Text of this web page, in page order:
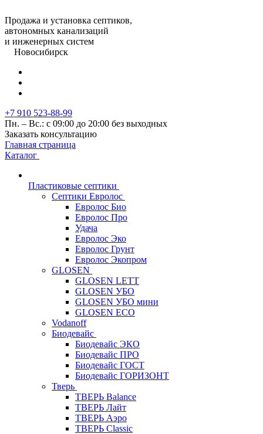
Продажа и установка септиков,
автономных канализаций
и инженерных систем
Новосибирск
+7 910 523-88-99
Пн. – Вс.: с 09:00 до 20:00 без выходных
Заказать консультацию
Главная страница
Каталог
Пластиковые септики
Септики Евролос
Евролос Био
Евролос Про
Удача
Евролос Эко
Евролос Грунт
Евролос Экопром
GLOSEN
GLOSEN LETT
GLOSEN УБО
GLOSEN УБО мини
GLOSEN ECO
Vodanoff
Биодевайс
Биодевайс ЭКО
Биодевайс ПРО
Биодевайс ГОСТ
Биодевайс ГОРИЗОНТ
Тверь
ТВЕРЬ Balance
ТВЕРЬ Лайт
ТВЕРЬ Аэро
ТВЕРЬ Classic